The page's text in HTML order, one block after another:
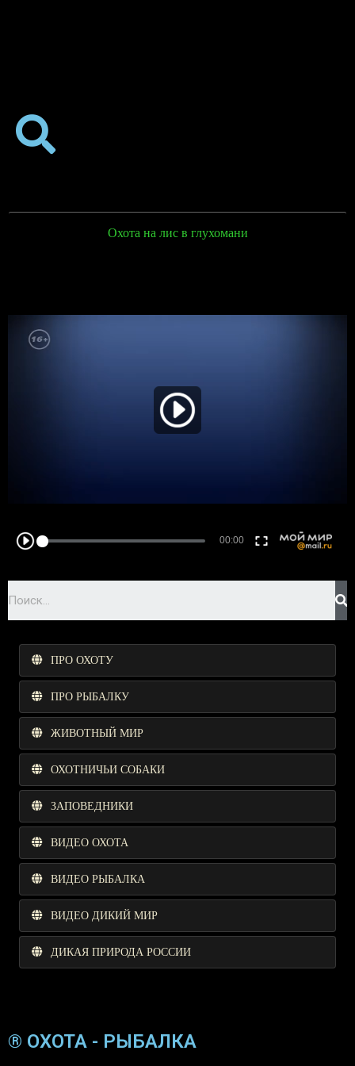
Охота на лис в глухомани
ПРО ОХОТУ
ПРО РЫБАЛКУ
ЖИВОТНЫЙ МИР
ОХОТНИЧЬИ СОБАКИ
ЗАПОВЕДНИКИ
ВИДЕО ОХОТА
ВИДЕО РЫБАЛКА
ВИДЕО ДИКИЙ МИР
ДИКАЯ ПРИРОДА РОССИИ
® ОХОТА - РЫБАЛКА